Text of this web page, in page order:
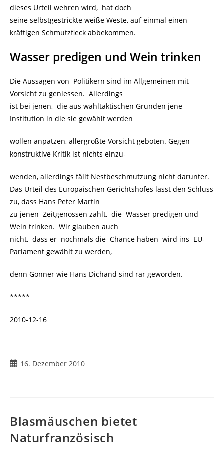
dieses Urteil wehren wird, hat doch
seine selbstgestrickte weiße Weste, auf einmal einen
kräftigen Schmutzfleck abbekommen.
Wasser predigen und Wein trinken
Die Aussagen von Politikern sind im Allgemeinen mit
Vorsicht zu geniessen. Allerdings
ist bei jenen, die aus wahltaktischen Gründen jene
Institution in die sie gewählt werden
wollen anpatzen, allergrößte Vorsicht geboten. Gegen
konstruktive Kritik ist nichts einzu-
wenden, allerdings fällt Nestbeschmutzung nicht darunter.
Das Urteil des Europäischen Gerichtshofes lässt den Schluss
zu, dass Hans Peter Martin
zu jenen Zeitgenossen zählt, die Wasser predigen und
Wein trinken. Wir glauben auch
nicht, dass er nochmals die Chance haben wird ins EU-
Parlament gewählt zu werden,
denn Gönner wie Hans Dichand sind rar geworden.
*****
2010-12-16
Beitrag16. Dezember 2010
Blasmäuschen bietet
Naturfranzösisch